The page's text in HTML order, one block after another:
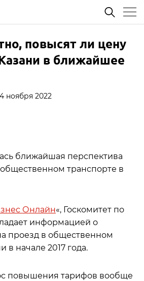
повысят ли цену
в ближайшее
ноября 2022
ближайшая перспектива
транспорте в
Онлайн«, Госкомитет по
информацией о
проезд в общественном
в начале 2017 года.
повышения тарифов вообще